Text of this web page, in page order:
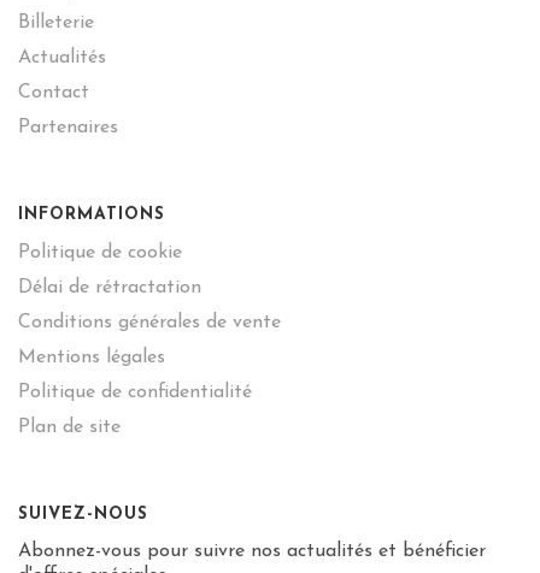
Billeterie
Actualités
Contact
Partenaires
INFORMATIONS
Politique de cookie
Délai de rétractation
Conditions générales de vente
Mentions légales
Politique de confidentialité
Plan de site
SUIVEZ-NOUS
Abonnez-vous pour suivre nos actualités et bénéficier